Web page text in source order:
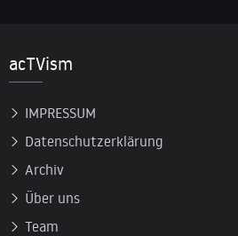
acTVism
IMPRESSUM
Datenschutzerklärung
Archiv
Über uns
Team